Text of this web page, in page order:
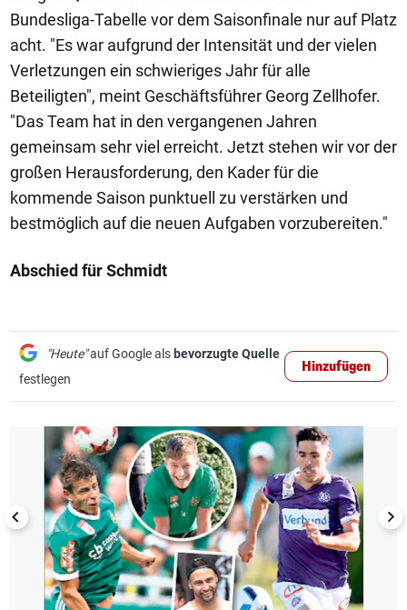
Bundesliga-Tabelle vor dem Saisonfinale nur auf Platz
acht. "Es war aufgrund der Intensität und der vielen
Verletzungen ein schwieriges Jahr für alle
Beteiligten", meint Geschäftsführer Georg Zellhofer.
"Das Team hat in den vergangenen Jahren
gemeinsam sehr viel erreicht. Jetzt stehen wir vor der
großen Herausforderung, den Kader für die
kommende Saison punktuell zu verstärken und
bestmöglich auf die neuen Aufgaben vorzubereiten."
Abschied für Schmidt
"Heute"auf Google als bevorzugte Quelle
festlegen
Hinzufügen
1/8